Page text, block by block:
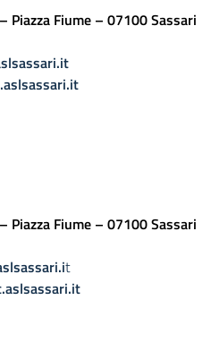
Piazza Fiume – 07100 Sassari
Piazza Fiume – 07100 Sassari
t